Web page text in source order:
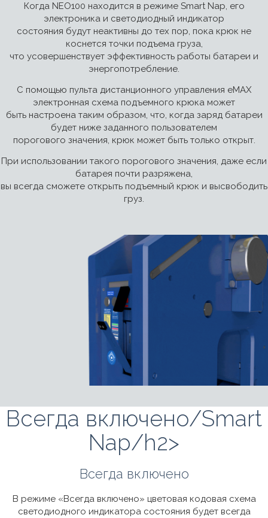
Когда NEO100 находится в режиме Smart Nap, его
электроника и светодиодный индикатор
состояния будут неактивны до тех пор, пока крюк не
коснется точки подъема груза,
что усовершенствует эффективность работы батареи и
энергопотребление.
С помощью пульта дистанционного управления eMAX
электронная схема подъемного крюка может
быть настроена таким образом, что, когда заряд батареи
будет ниже заданного пользователем
порогового значения, крюк может быть только открыт.
При использовании такого порогового значения, даже если
батарея почти разряжена,
вы всегда сможете открыть подъемный крюк и высвободить
груз.
Всегда включено/Smart
Nap/h2>
Всегда включено
В режиме «Всегда включено» цветовая кодовая схема
светодиодного индикатора состояния будет всегда